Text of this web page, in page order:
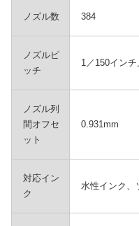
ノズル数 384
ノズルピ
ッチ
1／150インチ
ノズル列
間オフセ
ット
0.931mm
対応イン
ク
水性インク、